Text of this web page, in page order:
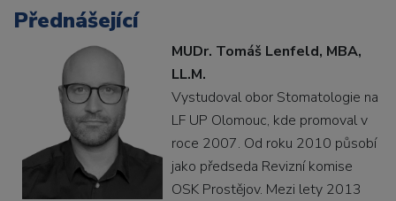
Přednášející
MUDr. Tomáš Lenfeld, MBA,
LL.M.
Vystudoval obor Stomatologie na
LF UP Olomouc, kde promoval v
roce 2007. Od roku 2010 působí
jako předseda Revizní komise
OSK Prostějov. Mezi lety 2013